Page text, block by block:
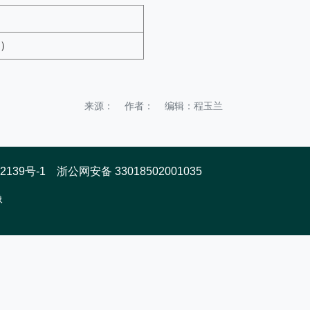
来源： 作者： 编辑：程玉兰
号-1 浙公网安备 33018502001035